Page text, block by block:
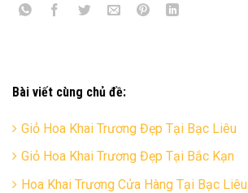
Bài viết cùng chủ đề:
Giỏ Hoa Khai Trương Đẹp Tại Bạc Liêu
Giỏ Hoa Khai Trương Đẹp Tại Bắc Kạn
Hoa Khai Trương Cửa Hàng Tại Bạc Liêu